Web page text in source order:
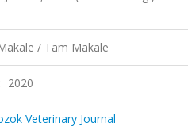
/ Tam Makale
2020
Veterinary Journal